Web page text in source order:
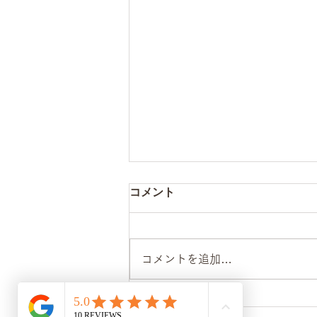
その腰痛、放っておくと取り
コメント
コメントを追加…